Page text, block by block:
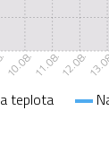
10.08.11.08.12.08.
teplota